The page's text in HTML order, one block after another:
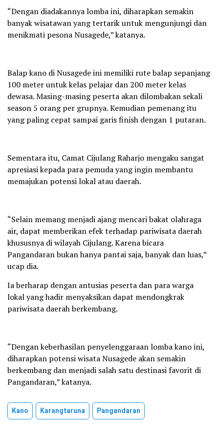
“Dengan diadakannya lomba ini, diharapkan semakin
banyak wisatawan yang tertarik untuk mengunjungi dan
menikmati pesona Nusagede,” katanya.
Balap kano di Nusagede ini memiliki rute balap sepanjang
100 meter untuk kelas pelajar dan 200 meter kelas
dewasa. Masing-masing peserta akan dilombakan sekali
season 5 orang per grupnya. Kemudian pemenang itu
yang paling cepat sampai garis finish dengan 1 putaran.
Sementara itu, Camat Cijulang Raharjo mengaku sangat
apresiasi kepada para pemuda yang ingin membantu
memajukan potensi lokal atau daerah.
“Selain memang menjadi ajang mencari bakat olahraga
air, dapat memberikan efek terhadap pariwisata daerah
khususnya di wilayah Cijulang. Karena bicara
Pangandaran bukan hanya pantai saja, banyak dan luas,”
ucap dia.
Ia berharap dengan antusias peserta dan para warga
lokal yang hadir menyaksikan dapat mendongkrak
pariwisata daerah berkembang.
“Dengan keberhasilan penyelenggaraan lomba kano ini,
diharapkan potensi wisata Nusagede akan semakin
berkembang dan menjadi salah satu destinasi favorit di
Pangandaran,” katanya.
Kano Karangtaruna Pangandaran